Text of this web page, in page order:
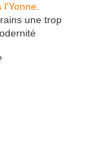
l'Yonne
une trop